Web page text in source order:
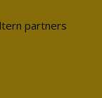
partners